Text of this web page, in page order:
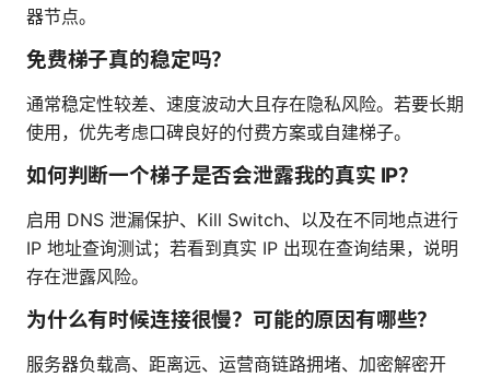
器节点。
免费梯子真的稳定吗？
通常稳定性较差、速度波动大且存在隐私风险。若要长期
使用，优先考虑口碑良好的付费方案或自建梯子。
如何判断一个梯子是否会泄露我的真实 IP？
启用 DNS 泄漏保护、Kill Switch、以及在不同地点进行
IP 地址查询测试；若看到真实 IP 出现在查询结果，说明
存在泄露风险。
为什么有时候连接很慢？可能的原因有哪些？
服务器负载高、距离远、运营商链路拥堵、加密解密开